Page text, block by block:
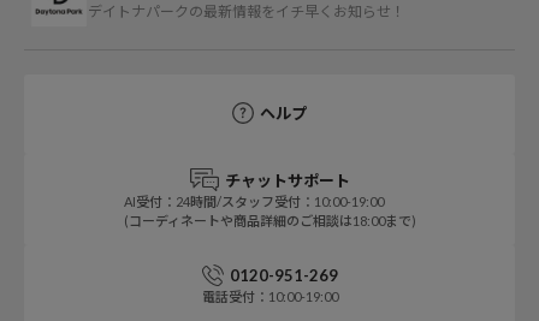
デイトナパークの最新情報をイチ早くお知らせ！
ヘルプ
チャットサポート
AI受付：24時間/スタッフ受付：10:00-19:00
(コーディネートや商品詳細のご相談は18:00まで)
0120-951-269
電話受付：10:00-19:00